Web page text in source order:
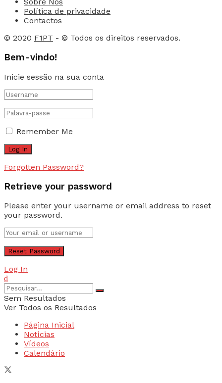
Sobre Nós
Política de privacidade
Contactos
© 2020 F1PT - © Todos os direitos reservados.
Bem-vindo!
Inicie sessão na sua conta
Remember Me
Forgotten Password?
Retrieve your password
Please enter your username or email address to reset
your password.
Log In
Sem Resultados
Ver Todos os Resultados
Página Inicial
Notícias
Vídeos
Calendário